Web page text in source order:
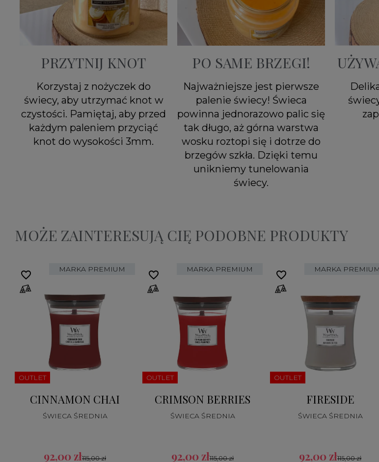
PRZYTNIJ KNOT
Korzystaj z nożyczek do
świecy, aby utrzymać knot w
czystości. Pamiętaj, aby przed
każdym paleniem przyciąć
knot do wysokości 3mm.
PO SAME BRZEGI!
Najważniejsze jest pierwsze
palenie świecy! Świeca
powinna jednorazowo palic się
tak długo, aż górna warstwa
wosku roztopi się i dotrze do
brzegów szkła. Dzięki temu
unikniemy tunelowania
świecy.
MOŻE ZAINTERESUJĄ CIĘ PODOBNE PRODUKTY
MARKA PREMIUM
OUTLET
CINNAMON CHAI
ŚWIECA ŚREDNIA
92,00 zł115,00 zł
favorite_border MARKA PREMIUM
OUTLET
CRIMSON BERRIES
ŚWIECA ŚREDNIA
92,00 zł115,00 zł
favorite_border MARKA PREMIUM
OUTLET
FIRESIDE
ŚWIECA ŚREDNIA
92,00 zł115,00 zł
favorite_border